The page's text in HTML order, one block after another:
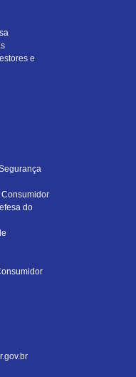
e
do